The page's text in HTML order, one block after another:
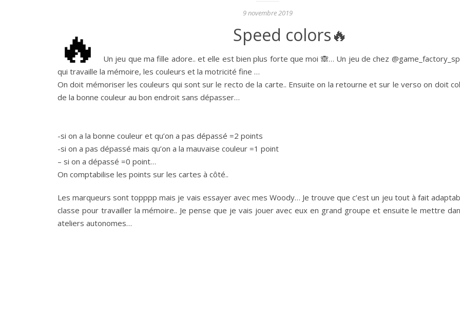
9 novembre 2019
🔥Speed colors🔥
Un jeu que ma fille adore.. et elle est bien plus forte que moi 🙈… Un jeu de chez
qui travaille la mémoire, les couleurs et la motricité fine …
On doit mémoriser les couleurs qui sont sur le recto de la carte.. Ensuite on la retourne et sur le verso on doit
de la bonne couleur au bon endroit sans dépasser…
-si on a la bonne couleur et qu’on a pas dépassé =2 points
-si on a pas dépassé mais qu’on a la mauvaise couleur =1 point
– si on a dépassé =0 point…
On comptabilise les points sur les cartes à côté..
Les marqueurs sont topppp mais je vais essayer avec mes Woody… Je trouve que c’est un jeu tout à fait
classe pour travailler la mémoire.. Je pense que je vais jouer avec eux en grand groupe et ensuite le mettre
ateliers autonomes…